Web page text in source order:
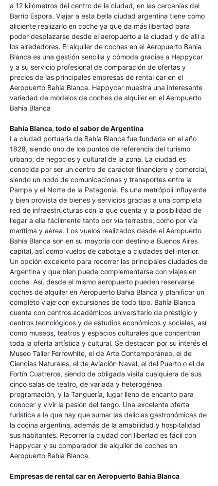
a 12 kilómetros del centro de la ciudad, en las cercanías del
Barrio Espora. Viajar a esta bella ciudad argentina tiene como
aliciente realizarlo en coche ya que da más libertad para
poder desplazarse desde el aeropuerto a la ciudad y de allí a
los alrededores. El alquiler de coches en el Aeropuerto Bahia
Blanca es una gestión sencilla y cómoda gracias a Happycar
y a su servicio profesional de comparación de ofertas y
precios de las principales empresas de rental car en el
Aeropuerto Bahia Blanca. Happycar muestra una interesante
variedad de modelos de coches de alquiler en el Aeropuerto
Bahia Blanca
Bahía Blanca, todo el sabor de Argentina
La ciudad portuaria de Bahía Blanca fue fundada en el año
1828, siendo uno de los puntos de referencia del turismo
urbano, de negocios y cultural de la zona. La ciudad es
conocida por ser un centro de carácter financiero y comercial,
siendo un nodo de comunicaciones y transportes entre la
Pampa y el Norte de la Patagonia. Es una metrópoli influyente
y bien provista de bienes y servicios gracias a una completa
red de infraestructuras con la que cuenta y la posibilidad de
llegar a ella fácilmente tanto por vía terrestre, como por vía
marítima y aérea. Los vuelos realizados desde el Aeropuerto
Bahía Blanca son en su mayoría con destino a Buenos Aires
capital, así como vuelos de cabotaje a ciudades del interior.
Un opción excelente para recorrer las principales ciudades de
Argentina y que bien puede complementarse con viajes en
coche. Así, desde el mismo aeropuerto pueden reservarse
coches de alquiler en Aeropuerto Bahia Blanca y planificar un
completo viaje con excursiones de todo tipo. Bahía Blanca
cuenta con centros académicos universitario de prestigio y
centros tecnológicos y de estudios económicos y sociales, así
como museos, teatros y espacios culturales que concentran
toda la oferta artística y cultural. Se destacan por su interés el
Museo Taller Ferrowhite, el de Arte Contemporáneo, el de
Ciencias Naturales, el de Aviación Naval, el del Puerto o el de
Fortín Cuatreros, siendo de obligada visita cualquiera de sus
cinco salas de teatro, de variada y heterogénea
programación, y la Tanguería, lugar lleno de encanto para
conocer y vivir la pasión del tango. Una excelente oferta
turística a la que hay que sumar las delicias gastronómicas de
la cocina argentina, además de la amabilidad y hospitalidad
sus habitantes. Recorrer la ciudad con libertad es fácil con
Happycar y su comparador de alquiler de coches en
Aeropuerto Bahia Blanca.
Empresas de rental car en Aeropuerto Bahia Blanca